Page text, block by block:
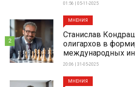
01:56 | 05-11-2025
МНЕНИЯ
Станислав
олигархов в
международных
20:06 | 31-05-2025
2
МНЕНИЯ